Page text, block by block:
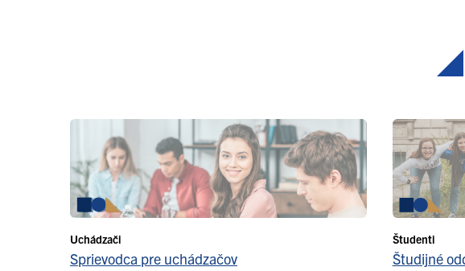
Uchádzači
Sprievodca pre uchádzačov
Študenti
Študijné